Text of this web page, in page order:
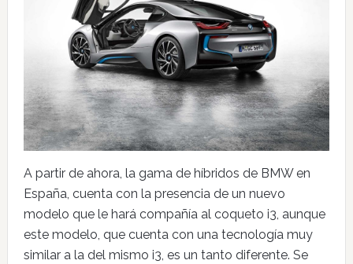
A partir de ahora, la gama de híbridos de BMW en
España, cuenta con la presencia de un nuevo
modelo que le hará compañía al coqueto i3, aunque
este modelo, que cuenta con una tecnología muy
similar a la del mismo i3, es un tanto diferente. Se